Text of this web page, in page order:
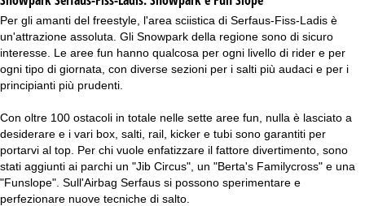
Per gli amanti del freestyle, l'area sciistica di Serfaus-Fiss-Ladis è
un'attrazione assoluta. Gli Snowpark della regione sono di sicuro
interesse. Le aree fun hanno qualcosa per ogni livello di rider e per
ogni tipo di giornata, con diverse sezioni per i salti più audaci e per i
principianti più prudenti.
Con oltre 100 ostacoli in totale nelle sette aree fun, nulla è lasciato a
desiderare e i vari box, salti, rail, kicker e tubi sono garantiti per
portarvi al top. Per chi vuole enfatizzare il fattore divertimento, sono
stati aggiunti ai parchi un "Jib Circus", un "Berta's Familycross" e una
"Funslope". Sull'Airbag Serfaus si possono sperimentare e
perfezionare nuove tecniche di salto.